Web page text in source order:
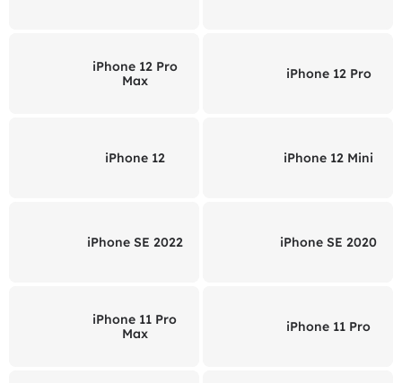
iPhone 12 Pro
Max
iPhone 12 Pro
iPhone 12 iPhone 12 Mini
iPhone SE 2022 iPhone SE 2020
iPhone 11 Pro
Max
iPhone 11 Pro